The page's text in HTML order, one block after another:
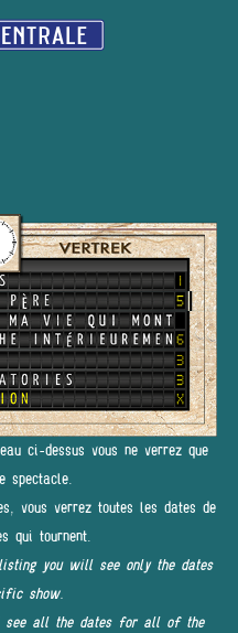
ci-dessus vous ne verrez que
spectacle.
vous verrez toutes les dates de
qui tournent.
you will see only the dates
show.
see all the dates for all of the